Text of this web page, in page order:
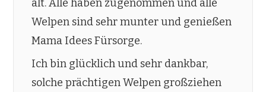
alt. Alle haben zugenommen und alle
Welpen sind sehr munter und genießen
Mama Idees Fürsorge.
Ich bin glücklich und sehr dankbar,
solche prächtigen Welpen großziehen